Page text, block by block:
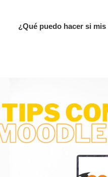
¿Qué puedo hacer si